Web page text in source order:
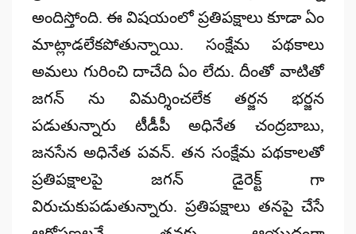
అందిస్తోంది. ఈ విషయంలో ప్రతిపక్షాలు కూడా ఏం
మాట్లాడలేకపోతున్నాయి. సంక్షేమ పథకాలు
అమలు గురించి దాచేది ఏం లేదు. దీంతో వాటితో
జగన్ ను విమర్శించలేక తర్జన భర్జన
పడుతున్నారు టీడీపీ అధినేత చంద్రబాబు,
జనసేన అధినేత పవన్. తన సంక్షేమ పథకాలతో
ప్రతిపక్షాలపై జగన్ డైరెక్ట్ గా
విరుచుకుపడుతున్నారు. ప్రతిపక్షాలు తనపై చేసే